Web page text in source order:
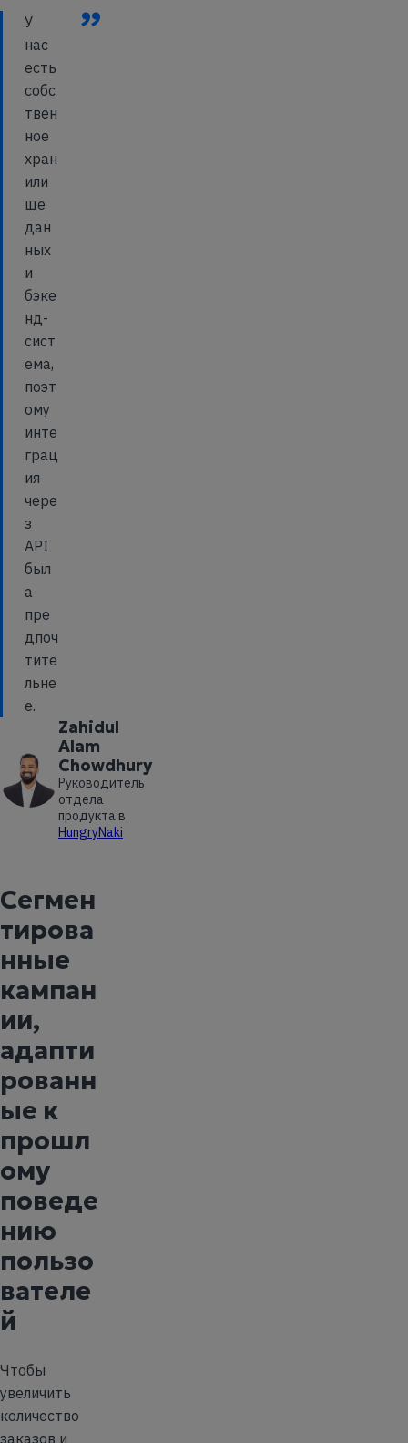
”
У
нас
есть
собс
твен
ное
хран
или
ще
дан
ных
и
бэке
нд-
сист
ема,
поэт
ому
инте
грац
ия
чере
з
API
был
а
пре
дпоч
тите
льне
е.
Zahidul
Alam
Chowdhury
Руководитель
отдела
продукта в
HungryNaki
Сегмен
тирова
нные
кампан
ии,
адапти
рованн
ые к
прошл
ому
поведе
нию
пользо
вателе
й
Чтобы
увеличить
количество
заказов и